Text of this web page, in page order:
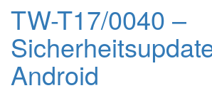
TW-T17/0040 –
Android